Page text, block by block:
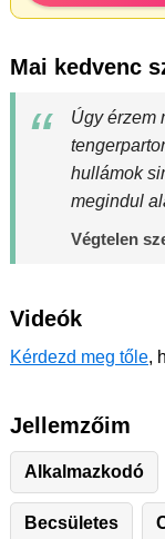
Mai kedvenc
Úgy érzem
hullámok
megindul
Végtelen
Videók
Kérdezd meg tőle,
Jellemzőim
Alkalmazkodó
Becsületes